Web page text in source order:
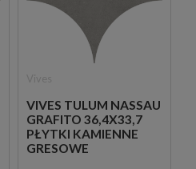
VIVES TULUM NASSAU
GRAFITO 36,4X33,7
PŁYTKI KAMIENNE
GRESOWE